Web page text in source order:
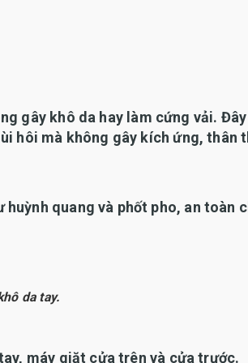
gây khô da hay làm cứng vải. Đây
hôi mà không gây kích ứng, thân
quang và phốt pho, an toàn
da tay.
máy giặt cửa trên và cửa trước.